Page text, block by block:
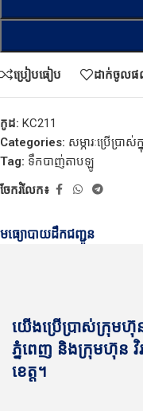
ប្រៀបធៀប ដាក់ចូលផ
កូដ: KC211
Categories: សម្ភារៈប្រើប្រា
Tag: ទឹកបាញ់តាបឡូ
ចែករំលែក៖
មធ្យោបាយដឹកជញ្ជូន
យើងប្រើប្រាស់ក្រុម
ភ្នំពេញ និងក្រុមហ៊ុន វិ
ខេត្ត។